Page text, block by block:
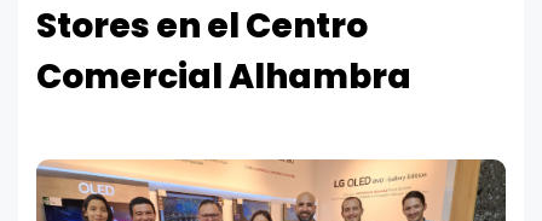
Stores en el Centro
Comercial Alhambra